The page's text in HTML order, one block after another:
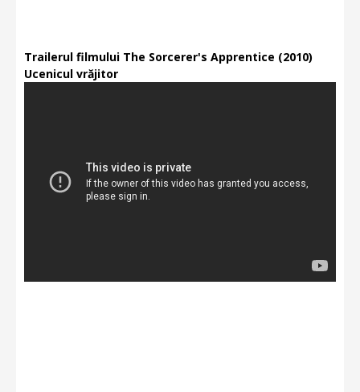
Trailerul filmului The Sorcerer's Apprentice (2010)
Ucenicul vrăjitor